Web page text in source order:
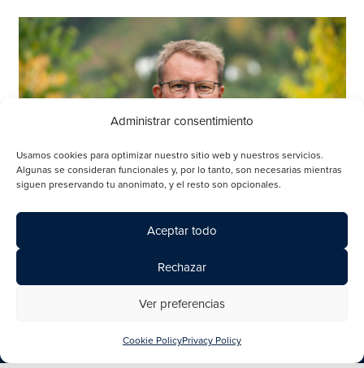
Administrar consentimiento
Usamos cookies para optimizar nuestro sitio web y nuestros servicios.
Algunas se consideran funcionales y, por lo tanto, son necesarias mientras
siguen preservando tu anonimato, y el resto son opcionales.
Aceptar todo
Rechazar
Ver preferencias
Cookie PolicyPrivacy Policy
La Laja, Km 1009, Ruta 5 Sur